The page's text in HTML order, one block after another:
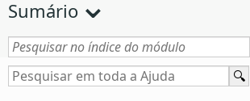
Sumário